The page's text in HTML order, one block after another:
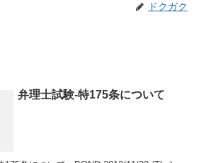
ドクガク
弁理士試験-特175条について